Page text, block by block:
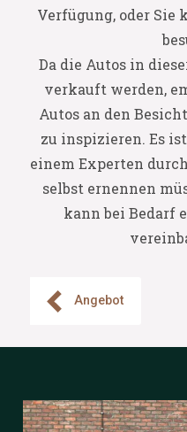
Verfügung, oder Sie
Da die Autos in
verkauft werden,
Autos an den
zu inspizieren. Es
einem Experten
selbst ernennen
kann bei Bedarf
Angebot